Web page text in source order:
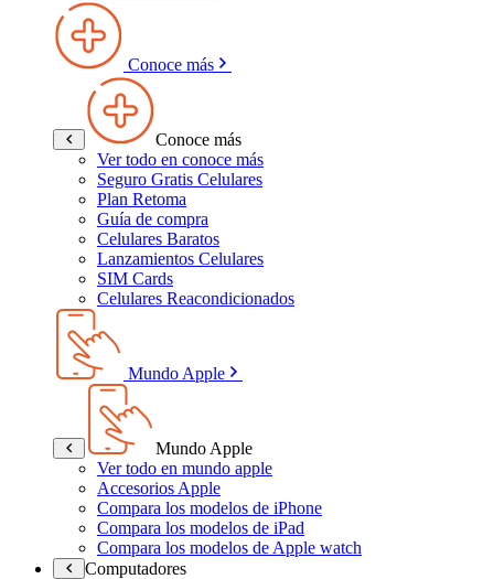
Conoce más
Conoce más
Ver todo en conoce más
Seguro Gratis Celulares
Plan Retoma
Guía de compra
Celulares Baratos
Lanzamientos Celulares
SIM Cards
Celulares Reacondicionados
Mundo Apple
Mundo Apple
Ver todo en mundo apple
Accesorios Apple
Compara los modelos de iPhone
Compara los modelos de iPad
Compara los modelos de Apple watch
Computadores